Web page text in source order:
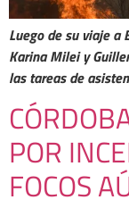
Luego de su viaje a
Karina Milei y
las tareas de
POR
FOCOS